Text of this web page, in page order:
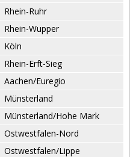
Rhein-Ruhr
Rhein-Wupper
Köln
Rhein-Erft-Sieg
Aachen/Euregio
Münsterland
Münsterland/Hohe Mark
Ostwestfalen-Nord
Ostwestfalen/Lippe